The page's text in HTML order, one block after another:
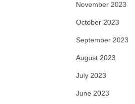
November 2023
October 2023
September 2023
August 2023
July 2023
June 2023